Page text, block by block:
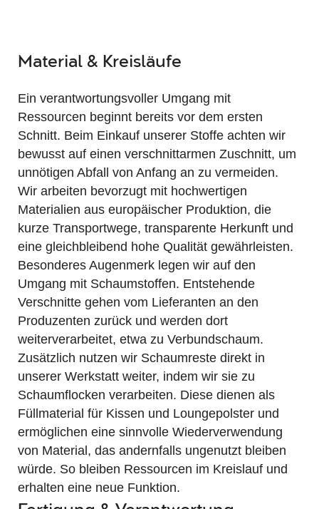
Material & Kreisläufe
Ein verantwortungsvoller Umgang mit
Ressourcen beginnt bereits vor dem ersten
Schnitt. Beim Einkauf unserer Stoffe achten wir
bewusst auf einen verschnittarmen Zuschnitt, um
unnötigen Abfall von Anfang an zu vermeiden.
Wir arbeiten bevorzugt mit hochwertigen
Materialien aus europäischer Produktion, die
kurze Transportwege, transparente Herkunft und
eine gleichbleibend hohe Qualität gewährleisten.
Besonderes Augenmerk legen wir auf den
Umgang mit Schaumstoffen. Entstehende
Verschnitte gehen vom Lieferanten an den
Produzenten zurück und werden dort
weiterverarbeitet, etwa zu Verbundschaum.
Zusätzlich nutzen wir Schaumreste direkt in
unserer Werkstatt weiter, indem wir sie zu
Schaumflocken verarbeiten. Diese dienen als
Füllmaterial für Kissen und Loungepolster und
ermöglichen eine sinnvolle Wiederverwendung
von Material, das andernfalls ungenutzt bleiben
würde. So bleiben Ressourcen im Kreislauf und
erhalten eine neue Funktion.